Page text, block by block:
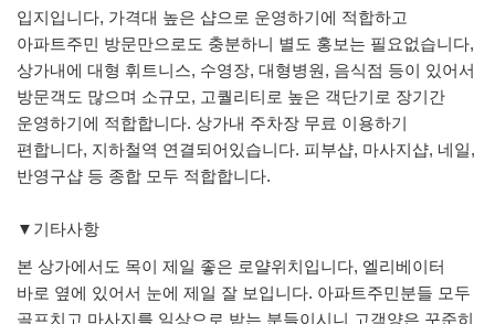
입지입니다, 가격대 높은 샵으로 운영하기에 적합하고
아파트주민 방문만으로도 충분하니 별도 홍보는 필요없습니다,
상가내에 대형 휘트니스, 수영장, 대형병원, 음식점 등이 있어서
방문객도 많으며 소규모, 고퀄리티로 높은 객단기로 장기간
운영하기에 적합합니다. 상가내 주차장 무료 이용하기
편합니다, 지하철역 연결되어있습니다. 피부샵, 마사지샵, 네일,
반영구샵 등 종합 모두 적합합니다.
▼기타사항
본 상가에서도 목이 제일 좋은 로얄위치입니다, 엘리베이터
바로 옆에 있어서 눈에 제일 잘 보입니다. 아파트주민분들 모두
골프치고 마사지를 일상으로 받는 분들이시니 고객양은 꾸준히